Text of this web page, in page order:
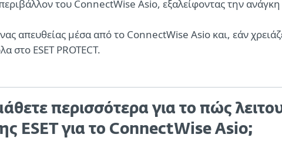
του ConnectWise Asio, εξαλείφοντας την
απευθείας μέσα από το ConnectWise Asio και, εάν
στο ESET PROTECT.
περισσότερα για το πώς
ESET για το ConnectWise Asio;